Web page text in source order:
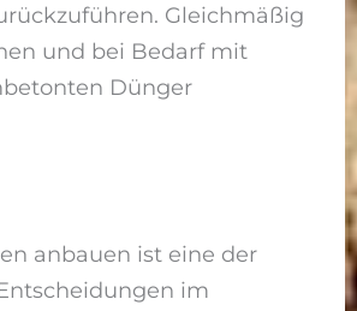
Gleichmäßig
und bei Bedarf mit
Dünger
anbauen ist eine der
im